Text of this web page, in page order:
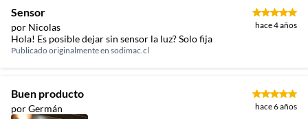
Sensor
por Nicolas hace 4 años
Hola! Es posible dejar sin sensor la luz? Solo fija
Publicado originalmente en sodimac.cl
Buen producto
por Germán hace 6 años